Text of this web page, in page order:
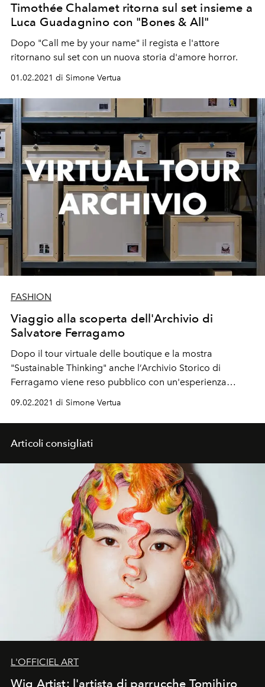
Timothée Chalamet ritorna sul set insieme a
Luca Guadagnino con "Bones & All"
Dopo "Call me by your name" il regista e l'attore
ritornano sul set con un nuova storia d'amore horror.
01.02.2021 di Simone Vertua
FASHION
Viaggio alla scoperta dell'Archivio di
Salvatore Ferragamo
Dopo il tour virtuale delle boutique e la mostra
"Sustainable Thinking" anche l’Archivio Storico di
Ferragamo viene reso pubblico con un'esperienza
09.02.2021 di Simone Vertua
Articoli consigliati
L'OFFICIEL ART
Wig Artist: l'artista di parrucche Tomihiro